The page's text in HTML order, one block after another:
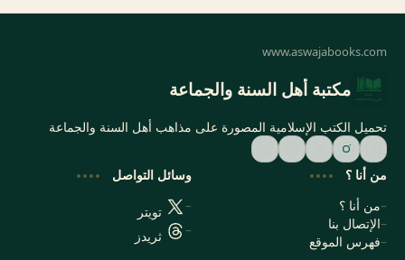
مكتبة أهل السنة والجماعة
تحميل الكتب الإسلامية المصورة على مذاهب أهل السنة والجماعة
من أنا ؟
من أنا ؟
الإتصال بنا
فهرس الموقع
وسائل التواصل
تويتر
ثريدز